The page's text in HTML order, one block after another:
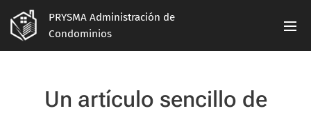
PRYSMA Administración de
Condominios
Un artículo sencillo de